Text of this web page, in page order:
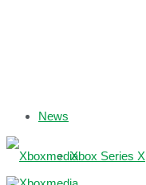
News
Xbox Series X